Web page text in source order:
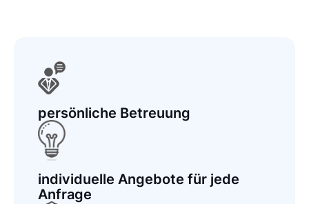
persönliche Betreuung
individuelle Angebote für jede
Anfrage